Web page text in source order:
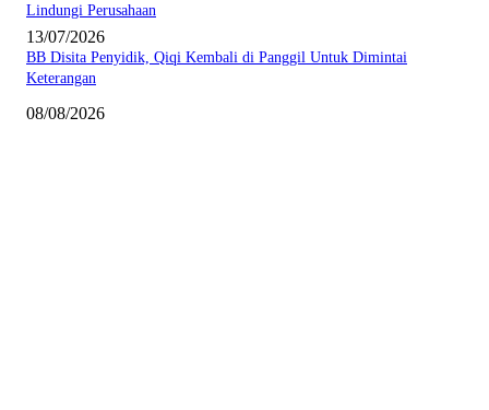
Lindungi Perusahaan
13/07/2026
BB Disita Penyidik, Qiqi Kembali di Panggil Untuk Dimintai
Keterangan
08/08/2026